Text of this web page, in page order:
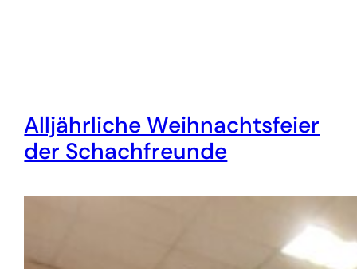
Alljährliche Weihnachtsfeier
der Schachfreunde